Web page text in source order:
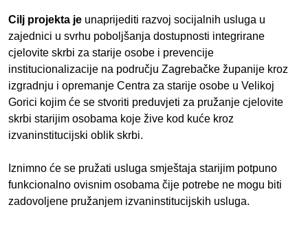
Cilj projekta je unaprijediti razvoj socijalnih usluga u
zajednici u svrhu poboljšanja dostupnosti integrirane
cjelovite skrbi za starije osobe i prevencije
institucionalizacije na području Zagrebačke županije kroz
izgradnju i opremanje Centra za starije osobe u Velikoj
Gorici kojim će se stvoriti preduvjeti za pružanje cjelovite
skrbi starijim osobama koje žive kod kuće kroz
izvaninstitucijski oblik skrbi.
Iznimno će se pružati usluga smještaja starijim potpuno
funkcionalno ovisnim osobama čije potrebe ne mogu biti
zadovoljene pružanjem izvaninstitucijskih usluga.